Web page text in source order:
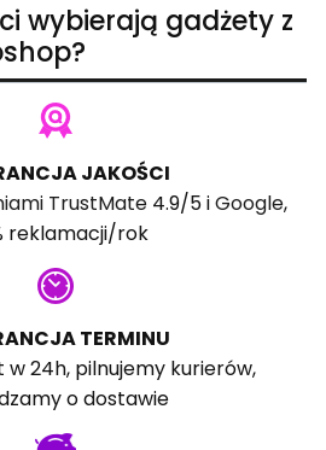
wybierają gadżety z
JAKOŚCI
TrustMate4.9/5 iGoogle,
reklamacji/rok
TERMINU
24h, pilnujemy kurierów,
o dostawie